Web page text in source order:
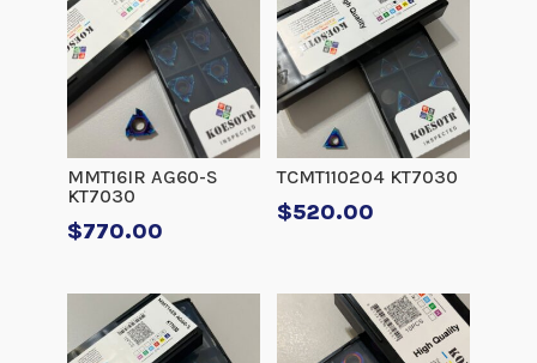
MMT16IR AG60-S
KT7030
$770.00
TCMT110204 KT7030
$520.00